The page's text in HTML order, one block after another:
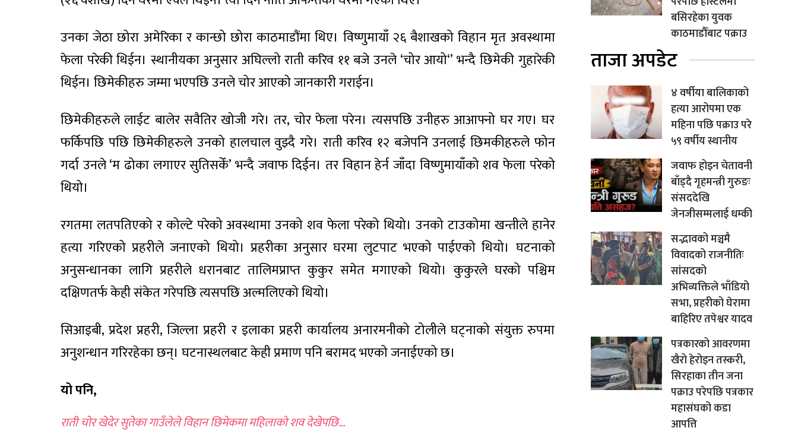
उनका जेठा छोरा अमेरिका र कान्छो छोरा काठमाडौंमा थिए। विष्णुमायाँ २६ बैशाखको विहान मृत अवस्थामा
फेला परेकी थिईन। स्थानीयका अनुसार अघिल्लो राती करिव ११ बजे उनले ‘चोर आयो‘’ भन्दै छिमेकी गुहारेकी
थिईन। छिमेकीहरु जम्मा भएपछि उनले चोर आएको जानकारी गराईन।
छिमेकीहरुले लाईट बालेर सवैतिर खोजी गरे। तर, चोर फेला परेन। त्यसपछि उनीहरु आआफ्नो घर गए। घर
फर्किपछि पछि छिमेकीहरुले उनको हालचाल वुझ्दै गरे। राती करिव १२ बजेपनि उनलाई छिमकीहरुले फोन
गर्दा उनले ‘म ढोका लगाएर सुतिसकेँ’ भन्दै जवाफ दिईन। तर विहान हेर्न जाँदा विष्णुमायाँको शव फेला परेको
थियो।
रगतमा लतपतिएको र कोल्टे परेको अवस्थामा उनको शव फेला परेको थियो। उनको टाउकोमा खन्तीले हानेर
हत्या गरिएको प्रहरीले जनाएको थियो। प्रहरीका अनुसार घरमा लुटपाट भएको पाईएको थियो। घटनाको
अनुसन्धानका लागि प्रहरीले धरानबाट तालिमप्राप्त कुकुर समेत मगाएको थियो। कुकुरले घरको पश्चिम
दक्षिणतर्फ केही संकेत गरेपछि त्यसपछि अल्मलिएको थियो।
सिआइबी, प्रदेश प्रहरी, जिल्ला प्रहरी र इलाका प्रहरी कार्यालय अनारमनीको टोलीले घट्नाको संयुक्त रुपमा
अनुशन्धान गरिरहेका छन्। घटनास्थलबाट केही प्रमाण पनि बरामद भएको जनाईएको छ।
यो पनि,
राती चोर खेदेर सुतेका गाउँलेले विहान छिमेकमा महिलाको शव देखेपछि…
बसिरहेका युवक
काठमाडौँबाट पक्राउ
ताजा अपडेट
४ वर्षीया बालिकाको
हत्या आरोपमा एक
महिना पछि पक्राउ परे
५९ वर्षीय स्थानीय
जवाफ होइन चेतावनी
बाँड्दै गृहमन्त्री गुरुङः
संसददेखि
जेनजीसम्मलाई धम्की
सद्भावको मञ्चमै
विवादको राजनीतिः
सांसदको
अभिव्यक्तिले भाँडियो
सभा, प्रहरीको घेरामा
बाहिरिए तपेश्वर यादव
पत्रकारको आवरणमा
खैरो हेरोइन तस्करी,
सिरहाका तीन जना
पक्राउ परेपछि पत्रकार
महासंघको कडा
आपत्ति